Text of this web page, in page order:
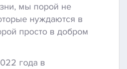
мы порой не
нуждаются в
просто в добром
года в